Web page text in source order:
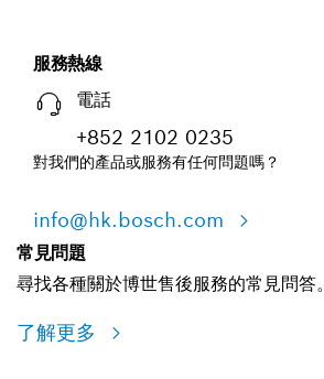
服務熱線
電話
+852 2102 0235
對我們的產品或服務有任何問題嗎？
info@hk.bosch.com
常見問題
尋找各種關於博世售後服務的常見問答。
了解更多